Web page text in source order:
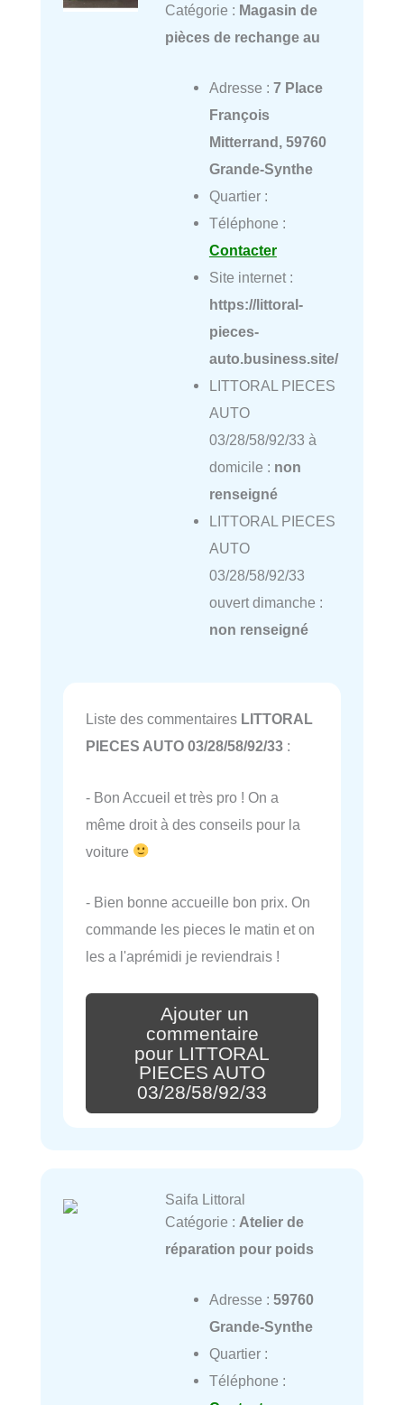
Catégorie : Magasin de
pièces de rechange au
Adresse : 7 Place
François
Mitterrand, 59760
Grande-Synthe
Quartier :
Téléphone :
Contacter
Site internet :
https://littoral-
pieces-
auto.business.site/
LITTORAL PIECES
AUTO
03/28/58/92/33 à
domicile : non
renseigné
LITTORAL PIECES
AUTO
03/28/58/92/33
ouvert dimanche :
non renseigné
Liste des commentaires LITTORAL
PIECES AUTO 03/28/58/92/33 :
- Bon Accueil et très pro ! On a
même droit à des conseils pour la
voiture
- Bien bonne accueille bon prix. On
commande les pieces le matin et on
les a l'aprémidi je reviendrais !
Ajouter un
commentaire
pour LITTORAL
PIECES AUTO
03/28/58/92/33
Saifa Littoral
Catégorie : Atelier de
réparation pour poids
Adresse : 59760
Grande-Synthe
Quartier :
Téléphone :